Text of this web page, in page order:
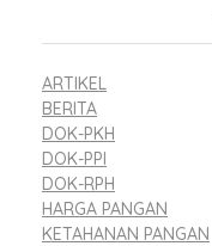
ARTIKEL
BERITA
DOK-PKH
DOK-PPI
DOK-RPH
HARGA PANGAN
KETAHANAN PANGAN